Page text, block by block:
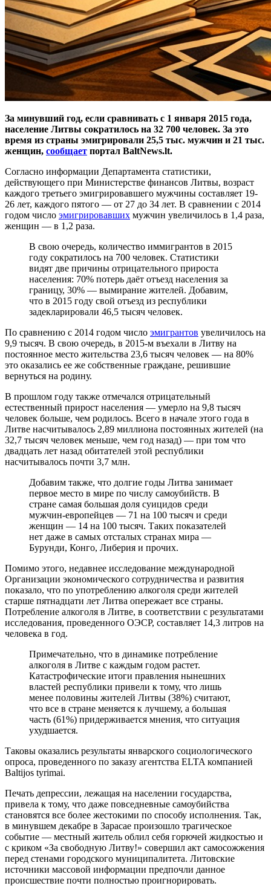
За минувший год, если сравнивать с 1 января 2015 года,
население Литвы сократилось на 32 700 человек. За это
время из страны эмигрировали 25,5 тыс. мужчин и 21 тыс.
женщин, сообщает портал BaltNews.lt.
Согласно информации Департамента статистики,
действующего при Министерстве финансов Литвы, возраст
каждого третьего эмигрировавшего мужчины составляет 19-
26 лет, каждого пятого — от 27 до 34 лет. В сравнении с 2014
годом число эмигрировавших мужчин увеличилось в 1,4 раза,
женщин — в 1,2 раза.
В свою очередь, количество иммигрантов в 2015
году сократилось на 700 человек. Статистики
видят две причины отрицательного прироста
населения: 70% потерь даёт отъезд населения за
границу, 30% — вымирание жителей. Добавим,
что в 2015 году свой отъезд из республики
задекларировали 46,5 тысяч человек.
По сравнению с 2014 годом число эмигрантов увеличилось на
9,9 тысяч. В свою очередь, в 2015-м въехали в Литву на
постоянное место жительства 23,6 тысяч человек — на 80%
это оказались ее же собственные граждане, решившие
вернуться на родину.
В прошлом году также отмечался отрицательный
естественный прирост населения — умерло на 9,8 тысяч
человек больше, чем родилось. Всего в начале этого года в
Литве насчитывалось 2,89 миллиона постоянных жителей (на
32,7 тысяч человек меньше, чем год назад) — при том что
двадцать лет назад обитателей этой республики
насчитывалось почти 3,7 млн.
Добавим также, что долгие годы Литва занимает
первое место в мире по числу самоубийств. В
стране самая большая доля суицидов среди
мужчин-европейцев — 71 на 100 тысяч и среди
женщин — 14 на 100 тысяч. Таких показателей
нет даже в самых отсталых странах мира —
Бурунди, Конго, Либерия и прочих.
Помимо этого, недавнее исследование международной
Организации экономического сотрудничества и развития
показало, что по употреблению алкоголя среди жителей
старше пятнадцати лет Литва опережает все страны.
Потребление алкоголя в Литве, в соответствии с результатами
исследования, проведенного ОЭСР, составляет 14,3 литров на
человека в год.
Примечательно, что в динамике потребление
алкоголя в Литве с каждым годом растет.
Катастрофические итоги правления нынешних
властей республики привели к тому, что лишь
менее половины жителей Литвы (38%) считают,
что все в стране меняется к лучшему, а большая
часть (61%) придерживается мнения, что ситуация
ухудшается.
Таковы оказались результаты январского социологического
опроса, проведенного по заказу агентства ELTA компанией
Baltijos tyrimai.
Печать депрессии, лежащая на населении государства,
привела к тому, что даже повседневные самоубийства
становятся все более жестокими по способу исполнения. Так,
в минувшем декабре в Зарасае произошло трагическое
событие — местный житель облил себя горючей жидкостью и
с криком «За свободную Литву!» совершил акт самосожжения
перед стенами городского муниципалитета. Литовские
источники массовой информации предпочли данное
происшествие почти полностью проигнорировать.